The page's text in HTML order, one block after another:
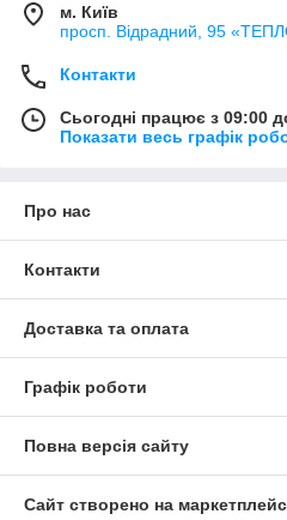
м. Київ
просп. Відрадний, 95
Контакти
Сьогодні працює з 09:00
Показати весь графік
Про нас
Контакти
Доставка та оплата
Графік роботи
Повна версія сайту
Сайт створено на